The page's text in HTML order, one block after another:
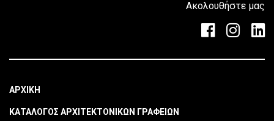
Ακολουθήστε μας
ΑΡΧΙΚΗ
ΚΑΤΑΛΟΓΟΣ ΑΡΧΙΤΕΚΤΟΝΙΚΩΝ ΓΡΑΦΕΙΩΝ